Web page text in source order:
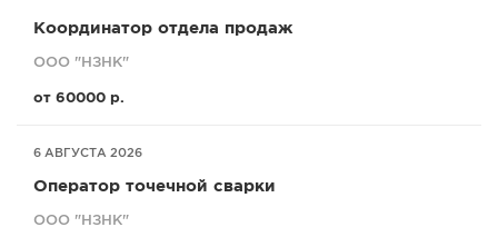
Координатор отдела продаж
ООО "НЗНК"
от 60000 р.
6 АВГУСТА 2026
Оператор точечной сварки
ООО "НЗНК"